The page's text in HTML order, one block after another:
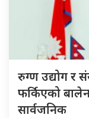
रुग्ण उद्योग र
फर्किएको
सार्वजनिक